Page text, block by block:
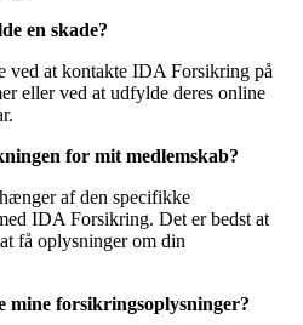
en skade?
ved at kontakte IDA Forsikring på
eller ved at udfylde deres online
for mit medlemskab?
af den specifikke
IDA Forsikring. Det er bedst at
få oplysninger om din
forsikringsoplysninger?